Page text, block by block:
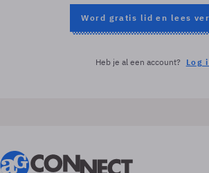
Word gratis lid en lees
Heb je al een account? Log